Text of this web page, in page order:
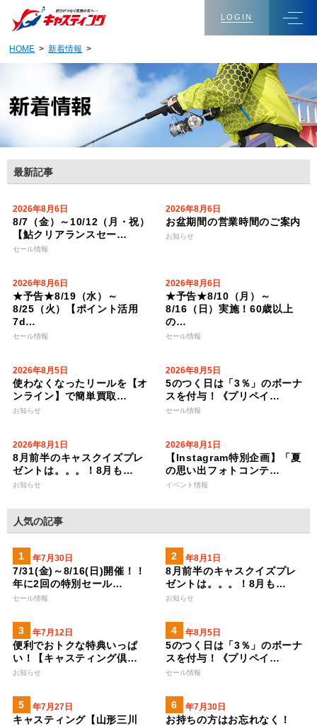
LOGIN
HOME >新着情報 >
最新記事
2026年8月6日
8/7（金）～10/12（月・祝）
【鮎クリアランスセー…
セール情報
2026年8月6日
お盆期間の営業時間のご案内
お知らせ
2026年8月6日
★予告★8/19（水）～
8/25（火）【ポイント活用
7d…
セール情報
2026年8月6日
★予告★8/10（月）～
8/16（日）実施！60歳以上
の…
セール情報
2026年8月5日
使わなくなったリールを【オ
ンライン】で簡単買取…
お知らせ
2026年8月5日
5のつく日は「3％」のボーナ
スを付与！《プリペイ…
セール情報
2026年8月1日
8月前半のキャスクイズプレ
ゼントは。。。！8月も…
お知らせ
2026年8月1日
【Instagram特別企画】「夏
の思い出フォトコンテ…
イベント情報
人気の記事
2026年7月30日
7/31(金)～8/16(日)開催！！
年に2回の特別セール…
セール情報
2026年8月1日
8月前半のキャスクイズプレ
ゼントは。。。！8月も…
お知らせ
2023年7月12日
便利でおトクな特典いっぱ
い！【キャスティング倶…
お知らせ
2026年8月5日
5のつく日は「3％」のボーナ
スを付与！《プリペイ…
セール情報
2026年7月27日
キャスティング【山形三川
2026年7月30日
お持ちの方はお忘れなく！